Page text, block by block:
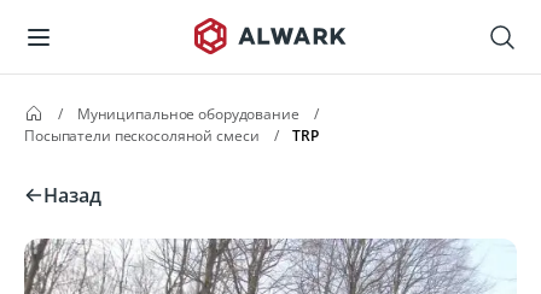
/ Муниципальное оборудование
/
Посыпатели пескосоляной смеси
/ TRP
Назад